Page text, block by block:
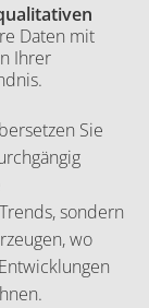
Daten mit
Ihrer
Sie
sondern
wo